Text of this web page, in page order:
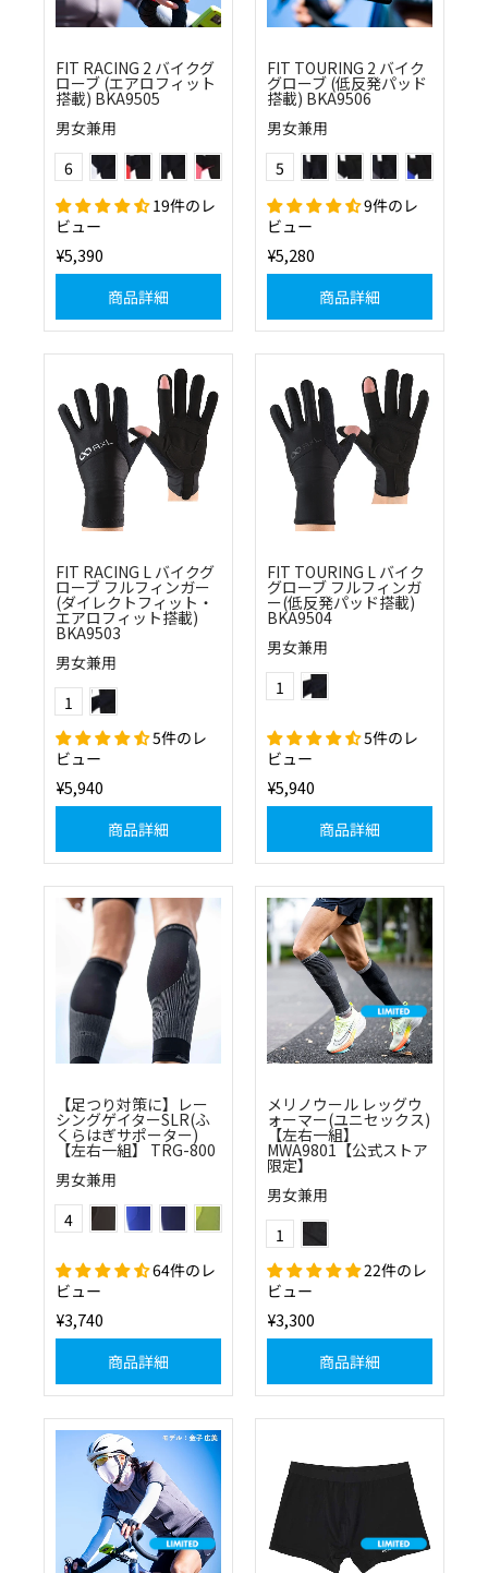
FIT RACING 2 バイクグ
ローブ (エアロフィット
搭載) BKA9505
男女兼用
Color
6
(51)フラッシュイエロー
(57)フラッシュオレンジ
19件のレ
ビュー
¥5,390
商品詳細
FIT TOURING 2 バイク
グローブ (低反発パッド
搭載) BKA9506
男女兼用
Color
5
(64)モスグリーン
9件のレ
ビュー
¥5,280
商品詳細
FIT RACING L バイクグ
ローブ フルフィンガー
(ダイレクトフィット・
エアロフィット搭載)
BKA9503
男女兼用
Color
1
5件のレ
ビュー
¥5,940
商品詳細
FIT TOURING L バイク
グローブ フルフィンガ
ー(低反発パッド搭載)
BKA9504
男女兼用
Color
1
5件のレ
ビュー
¥5,940
商品詳細
【足つり対策に】レー
シングゲイターSLR(ふ
くらはぎサポーター)
【左右一組】 TRG-800
男女兼用
Color
4
フラッシュイエロー
64件のレ
ビュー
¥3,740
商品詳細
メリノウール レッグウ
ォーマー(ユニセックス)
【左右一組】
MWA9801【公式ストア
限定】
男女兼用
Color
1
22件のレ
ビュー
¥3,300
商品詳細